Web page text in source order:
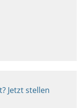
Jetzt stellen